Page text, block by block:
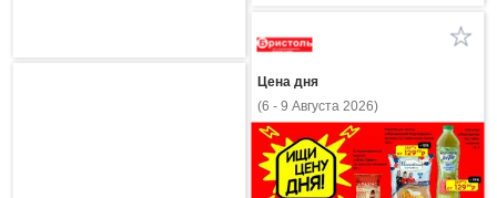
Цена дня
(6 - 9 Августа 2026)